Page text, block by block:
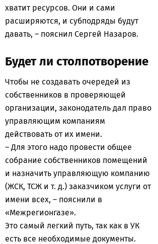
хватит ресурсов. Они и сами
расширяются, и субподряды будут
давать, – пояснил Сергей Назаров.
Будет ли столпотворение
Чтобы не создавать очередей из
собственников в проверяющей
организации, законодатель дал право
управляющим компаниям
действовать от их имени.
– Для этого надо провести общее
собрание собственников помещений
и назначить управляющую компанию
(ЖСК, ТСЖ и т. д.) заказчиком услуги от
имени всех, – пояснили в
«Межрегионгазе».
Это самый легкий путь, так как в УК
есть все необходимые документы.